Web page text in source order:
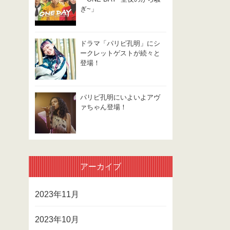
ぎ~」
ドラマ「パリピ孔明」にシ
ークレットゲストが続々と
登場！
パリピ孔明にいよいよアヴ
ァちゃん登場！
アーカイブ
2023年11月
2023年10月